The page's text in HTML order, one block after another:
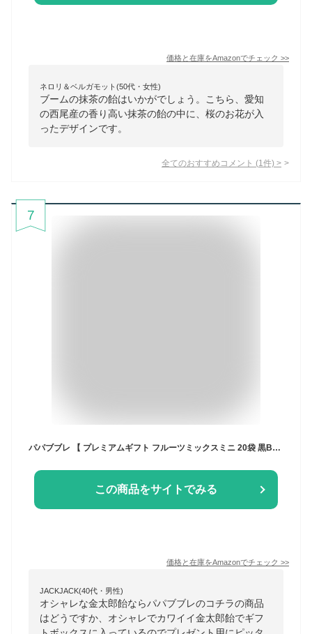
価格と在庫をAmazonでチェック >>
ネロリ＆ベルガモット(50代・女性)
ブームの抹茶の飴はいかがでしょう。こちら、愛知
の西尾産の香り高い抹茶の飴の中に、桜のお花が入
ったデザインです。
全てのおすすめコメント (1 件) >
7
パパブブレ 【 プレミアムギフト フルーツミックスミニ 20袋 黒BOX 】 詰め合わせ 大容量 お菓子 ギフト プレゼント プチギフト キャンディ 飴
この商品をサイトでみる
価格と在庫をAmazonでチェック >>
JACKJACK(40代・男性)
オシャレな金太郎飴ならパパブブレのコチラの商品
はどうですか、オシャレでカワイイ金太郎飴でギフ